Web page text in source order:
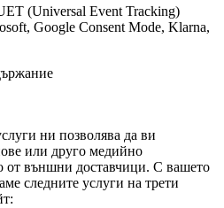
(Universal Event Tracking)
Google Consent Mode, Klarna,
ни позволява да ви
или друго медийно
от външни доставчици. С вашето
следните услуги на трети